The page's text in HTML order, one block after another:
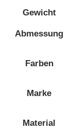
Gewicht
Abmessung
Farben
Marke
Material